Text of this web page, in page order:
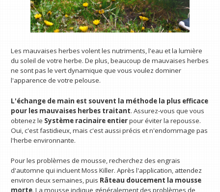
Les mauvaises herbes volent les nutriments, l'eau et la lumière
du soleil de votre herbe. De plus, beaucoup de mauvaises herbes
ne sont pas le vert dynamique que vous voulez dominer
l'apparence de votre pelouse.
L'échange de main est souvent la méthode la plus efficace
pour les mauvaises herbes traitant. Assurez-vous que vous
obtenez le Système racinaire entierpour éviter la repousse.
Oui, c'est fastidieux, mais c'est aussi précis et n'endommage pas
l'herbe environnante.
Pour les problèmes de mousse, recherchez des engrais
d'automne qui incluent Moss Killer. Après l'application, attendez
environ deux semaines, puis Râteau doucement la mousse
morte. La mousse indique généralement des problèmes de